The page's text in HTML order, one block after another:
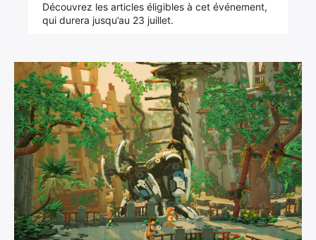
Découvrez les articles éligibles à cet événement,
qui durera jusqu’au 23 juillet.